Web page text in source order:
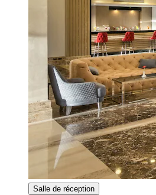
Salle de réception